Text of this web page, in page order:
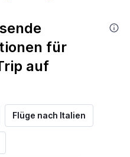
für
auf
Flüge nach Italien